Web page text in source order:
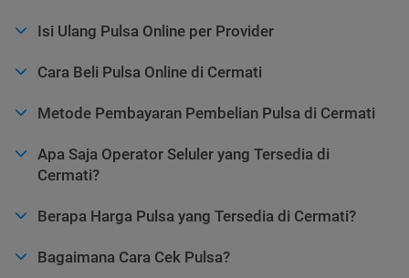
Isi Ulang Pulsa Online per Provider
Cara Beli Pulsa Online di Cermati
Metode Pembayaran Pembelian Pulsa di Cermati
Apa Saja Operator Seluler yang Tersedia di
Cermati?
Berapa Harga Pulsa yang Tersedia di Cermati?
Bagaimana Cara Cek Pulsa?